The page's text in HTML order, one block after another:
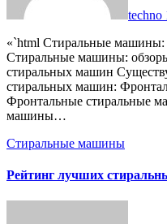
techno
«`html Стиральные машины: обзоры, рейтинги и тесты
Стиральные машины:
стиральных машин
стиральных машин:
Фронтальные стиральные
машины…
Стиральные машины
Рейтинг лучших